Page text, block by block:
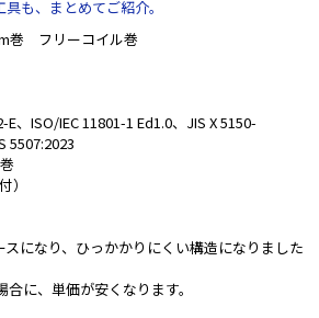
も、まとめてご紹介。
巻 フリーコイル巻
、ISO/IEC 11801-1 Ed1.0、JIS X 5150-
5507:2023
）
になり、ひっかかりにくい構造になりました
に、単価が安くなります。